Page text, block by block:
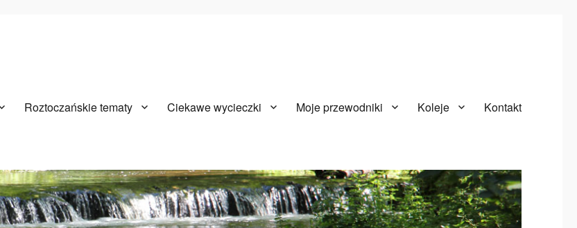
Roztoczańskie tematy Ciekawe wycieczki Moje przewodniki Koleje Kontakt